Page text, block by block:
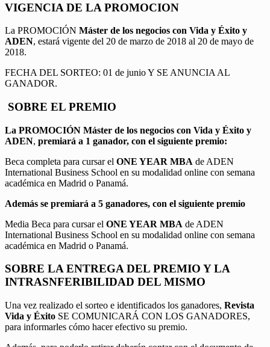
VIGENCIA DE LA PROMOCION
La PROMOCIÓN Máster de los negocios con Vida y Éxito y
ADEN, estará vigente del 20 de marzo de 2018 al 20 de mayo de
2018.
FECHA DEL SORTEO: 01 de junio Y SE ANUNCIA AL
GANADOR.
SOBRE EL PREMIO
La PROMOCIÓN Máster de los negocios con Vida y Éxito y
ADEN, premiará a 1 ganador, con el siguiente premio:
Beca completa para cursar el ONE YEAR MBA de ADEN
International Business School en su modalidad online con semana
académica en Madrid o Panamá.
Además se premiará a 5 ganadores, con el siguiente premio
Media Beca para cursar el ONE YEAR MBA de ADEN
International Business School en su modalidad online con semana
académica en Madrid o Panamá.
SOBRE LA ENTREGA DEL PREMIO Y LA
INTRASNFERIBILIDAD DEL MISMO
Una vez realizado el sorteo e identificados los ganadores, Revista
Vida y Éxito SE COMUNICARÁ CON LOS GANADORES,
para informarles cómo hacer efectivo su premio.